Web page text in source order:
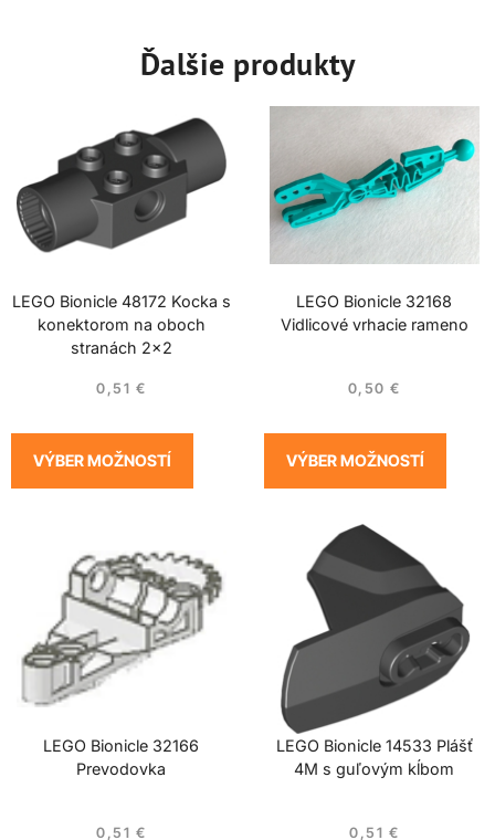
Ďalšie produkty
LEGO Bionicle 48172 Kocka s
konektorom na oboch
stranách 2×2
0,51 €
VÝBER MOŽNOSTÍ
LEGO Bionicle 32168
Vidlicové vrhacie rameno
0,50 €
VÝBER MOŽNOSTÍ
LEGO Bionicle 32166
Prevodovka
0,51 €
LEGO Bionicle 14533 Plášť
4M s guľovým kĺbom
0,51 €